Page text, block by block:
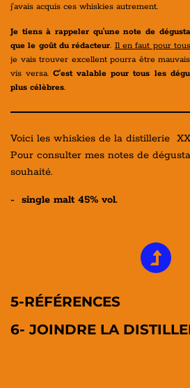
j'avais acquis ces whiskies autrement.
Je tiens à rappeler qu'une note de
que le goût du rédacteur. Il en faut pour
je vais trouver excellent pourra être
vis versa.C'est valable pour tous les
plus célèbres.
Voici les whiskies de la distillerie
Pour consulter mes notes de
souhaité.
- single malt 45% vol.
5-RÉFÉRENCES
6- JOINDRE LA